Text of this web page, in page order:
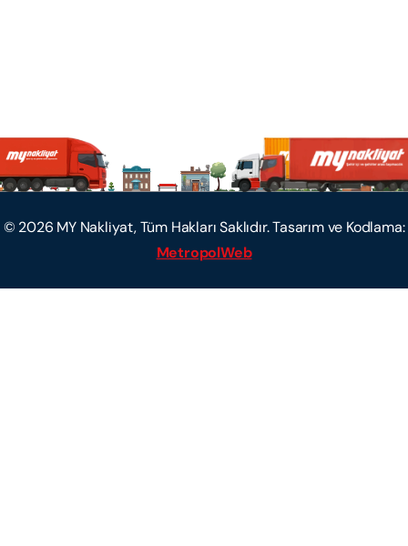
© 2026 MY Nakliyat, Tüm Hakları Saklıdır. Tasarım ve Kodlama:
MetropolWeb